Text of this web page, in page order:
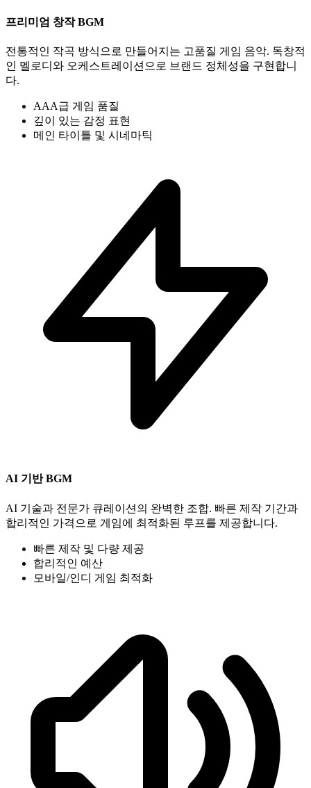
프리미엄 창작 BGM
전통적인 작곡 방식으로 만들어지는 고품질 게임 음악. 독창적
인 멜로디와 오케스트레이션으로 브랜드 정체성을 구현합니
다.
AAA급 게임 품질
깊이 있는 감정 표현
메인 타이틀 및 시네마틱
AI 기반 BGM
AI 기술과 전문가 큐레이션의 완벽한 조합. 빠른 제작 기간과
합리적인 가격으로 게임에 최적화된 루프를 제공합니다.
빠른 제작 및 다량 제공
합리적인 예산
모바일/인디 게임 최적화